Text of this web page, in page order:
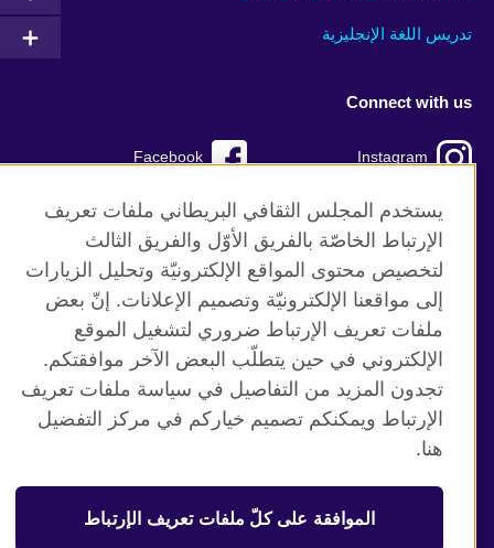
تدريس اللغة الإنجليزية
Connect with us
Facebook Instagram
TikTok Twitter
Youtube
موقع المجلس الثقافي البريطاني العالمي
الخصوصية وشروط الاستخدام
ملفات تعريف الإرتباط
خارطة الموقع
منظمة المملكة المتحدة الدولية للعلاقات الثقافية والفرص
يستخدم المجلس الثقافي البريطاني ملفات تعريف
الإرتباط الخاصّة بالفريق الأوّل والفريق الثالث
لتخصيص محتوى المواقع الإلكترونيّة وتحليل الزيارات
إلى مواقعنا الإلكترونيّة وتصميم الإعلانات. إنّ بعض
ملفات تعريف الإرتباط ضروري لتشغيل الموقع
الإلكتروني في حين يتطلّب البعض الآخر موافقتكم.
تجدون المزيد من التفاصيل في سياسة ملفات تعريف
الإرتباط ويمكنكم تصميم خياركم في مركز التفضيل
هنا.
الموافقة على كلّ ملفات تعريف الإرتباط